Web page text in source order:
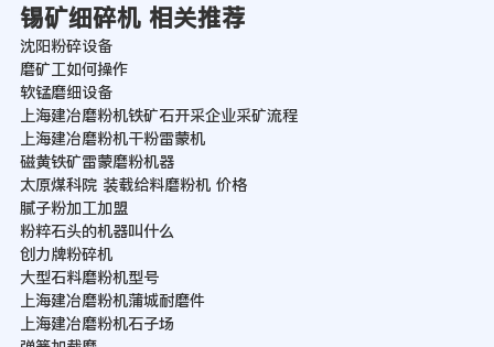
锡矿细碎机 相关推荐
沈阳粉碎设备
磨矿工如何操作
软锰磨细设备
上海建冶磨粉机铁矿石开采企业采矿流程
上海建冶磨粉机干粉雷蒙机
磁黄铁矿雷蒙磨粉机器
太原煤科院 装载给料磨粉机 价格
腻子粉加工加盟
粉粹石头的机器叫什么
创力牌粉碎机
大型石料磨粉机型号
上海建冶磨粉机蒲城耐磨件
上海建冶磨粉机石子场